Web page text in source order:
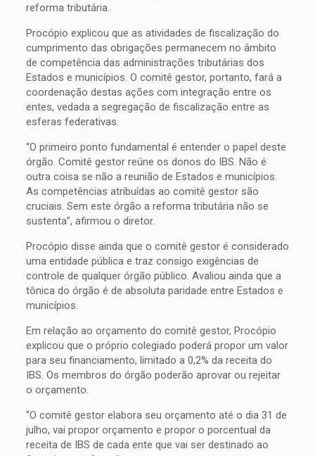
reforma tributária.
Procópio explicou que as atividades de fiscalização do
cumprimento das obrigações permanecem no âmbito
de competência das administrações tributárias dos
Estados e municípios. O comitê gestor, portanto, fará a
coordenação destas ações com integração entre os
entes, vedada a segregação de fiscalização entre as
esferas federativas.
“O primeiro ponto fundamental é entender o papel deste
órgão. Comitê gestor reúne os donos do IBS. Não é
outra coisa se não a reunião de Estados e municípios.
As competências atribuídas ao comitê gestor são
cruciais. Sem este órgão a reforma tributária não se
sustenta”, afirmou o diretor.
Procópio disse ainda que o comitê gestor é considerado
uma entidade pública e traz consigo exigências de
controle de qualquer órgão público. Avaliou ainda que a
tônica do órgão é de absoluta paridade entre Estados e
municípios.
Em relação ao orçamento do comitê gestor, Procópio
explicou que o próprio colegiado poderá propor um valor
para seu financiamento, limitado a 0,2% da receita do
IBS. Os membros do órgão poderão aprovar ou rejeitar
o orçamento.
“O comitê gestor elabora seu orçamento até o dia 31 de
julho, vai propor orçamento e propor o porcentual da
receita de IBS de cada ente que vai ser destinado ao